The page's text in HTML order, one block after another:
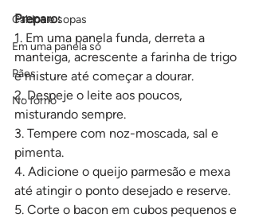
Caldos e sopas
Em uma panela só
Pães
No forno
Preparo:
1. Em uma panela funda, derreta a
manteiga, acrescente a farinha de trigo
e misture até começar a dourar.
2. Despeje o leite aos poucos,
misturando sempre.
3. Tempere com noz-moscada, sal e
pimenta.
4. Adicione o queijo parmesão e mexa
até atingir o ponto desejado e reserve.
5. Corte o bacon em cubos pequenos e